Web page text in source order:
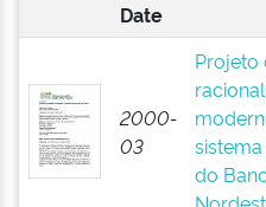
Date
2000-
03
Projeto
do